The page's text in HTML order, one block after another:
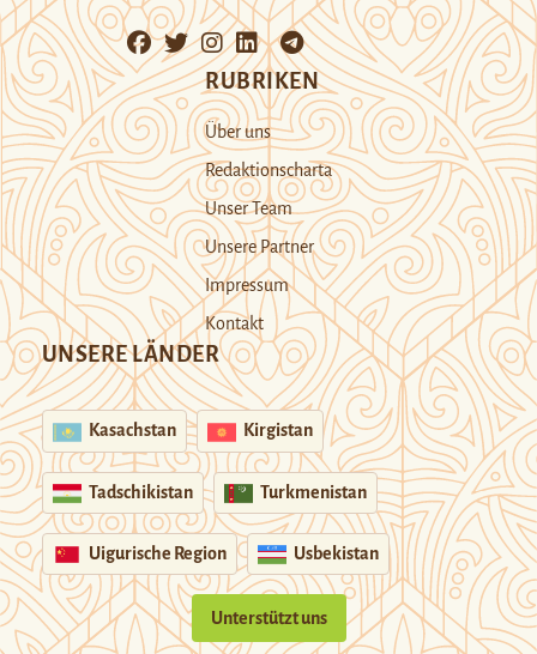
RUBRIKEN
Über uns
Redaktionscharta
Unser Team
Unsere Partner
Impressum
Kontakt
UNSERE LÄNDER
Kasachstan Kirgistan
Tadschikistan Turkmenistan
Uigurische Region Usbekistan
Unterstützt uns